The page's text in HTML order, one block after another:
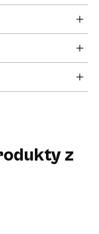
podwójnych
ma dobre
ochrona.
z